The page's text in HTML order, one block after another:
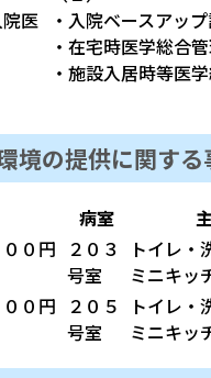
医
・入院ベースアッ
・在宅時医学総合
・施設入居時等医
境の提供に関する
病室
０円
２０３
号室
トイレ・
ミニキッ
０円
２０５
号室
トイレ・
ミニキッ